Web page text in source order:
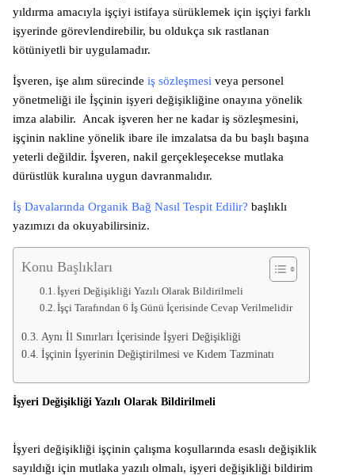
yıldırma amacıyla işçiyi istifaya sürüklemek için işçiyi farklı
işyerinde görevlendirebilir, bu oldukça sık rastlanan
kötüniyetli bir uygulamadır.
İşveren, işe alım sürecinde iş sözleşmesi veya personel
yönetmeliği ile İşçinin işyeri değişikliğine onayına yönelik
imza alabilir. Ancak işveren her ne kadar iş sözleşmesini,
işçinin nakline yönelik ibare ile imzalatsa da bu başlı başına
yeterli değildir. İşveren, nakil gerçekleşecekse mutlaka
dürüstlük kuralına uygun davranmalıdır.
İş Davalarında Organik Bağ Nasıl Tespit Edilir? başlıklı
yazımızı da okuyabilirsiniz.
Konu Başlıkları
İşyeri Değişikliği Yazılı Olarak Bildirilmeli
İşçi Tarafından 6 İş Günü İçerisinde Cevap Verilmelidir
Aynı İl Sınırları İçerisinde İşyeri Değişikliği
İşçinin İşyerinin Değiştirilmesi ve Kıdem Tazminatı
İşyeri Değişikliği Yazılı Olarak Bildirilmeli
İşyeri değişikliği işçinin çalışma koşullarında esaslı değişiklik
sayıldığı için mutlaka yazılı olmalı, işyeri değişikliği bildirim